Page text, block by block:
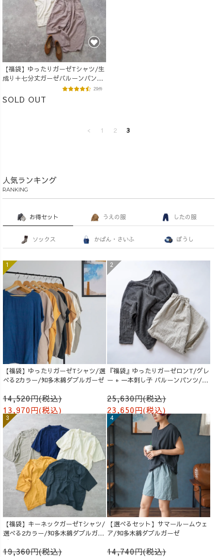
【福袋】ゆったりガーゼTシャツ/生
成り＋七分丈ガーゼバルーンパンツ
SOLD OUT
29件
< 1 2 3
人気ランキング
RANKING
お得セット うえの服 したの服
ソックス かばん・さいふ ぼうし
【福袋】ゆったりガーゼTシャツ/選
べる2カラー/知多木綿ダブルガーゼ
14,520円(税込)
13,970円(税込)
『福袋』ゆったりガーゼロンT/グレ
ー + 一本刺し子 バルーンパンツ/生
25,630円(税込)
23,650円(税込)
【福袋】キーネックガーゼTシャツ/
選べる2カラー/知多木綿ダブルガー
ゼ
19,360円(税込)
【選べるセット】サマールームウェ
ア/知多木綿ダブルガーゼ
14,740円(税込)